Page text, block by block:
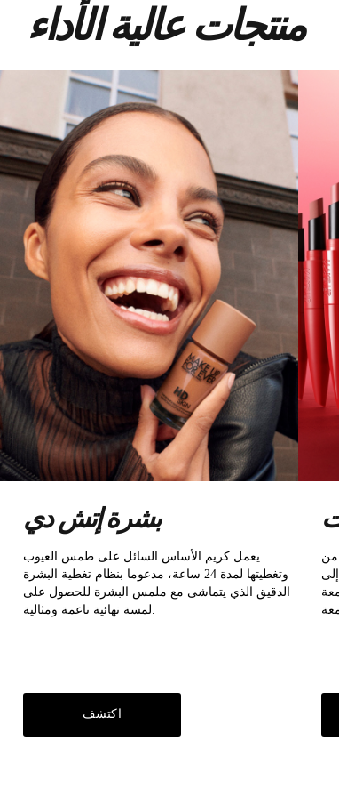
منتجات عالية الأداء
بشرة إتش دي
يعمل كريم الأساس السائل على طمس العيوب
وتغطيتها لمدة 24 ساعة، مدعوما بنظام تغطية البشرة
الدقيق الذي يتماشى مع ملمس البشرة للحصول على
اكتشف
نوفرلك 40 لونا من